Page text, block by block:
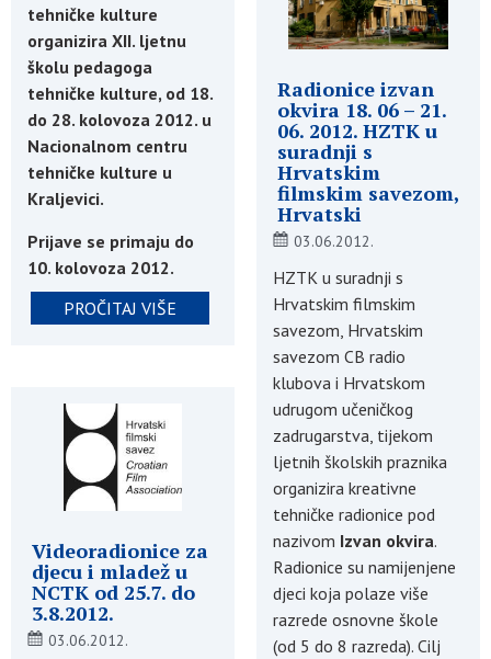
tehničke kulture
organizira XII. ljetnu
školu pedagoga
tehničke kulture, od 18.
do 28. kolovoza 2012. u
Nacionalnom centru
tehničke kulture u
Kraljevici.
Prijave se primaju do
10. kolovoza 2012.
PROČITAJ VIŠE
Videoradionice za
djecu i mladež u
NCTK od 25.7. do
3.8.2012.
03.06.2012.
Radionice izvan
okvira 18. 06 – 21.
06. 2012. HZTK u
suradnji s
Hrvatskim
filmskim savezom,
Hrvatski
03.06.2012.
HZTK u suradnji s
Hrvatskim filmskim
savezom, Hrvatskim
savezom CB radio
klubova i Hrvatskom
udrugom učeničkog
zadrugarstva, tijekom
ljetnih školskih praznika
organizira kreativne
tehničke radionice pod
nazivom Izvan okvira.
Radionice su namijenjene
djeci koja polaze više
razrede osnovne škole
(od 5 do 8 razreda). Cilj